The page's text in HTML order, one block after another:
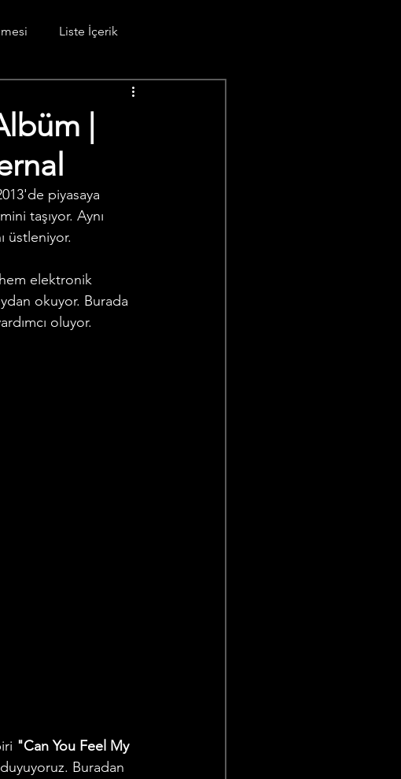
Liste İçerik
|
taşıyor. Aynı
üstleniyor.
okuyor. Burada
oluyor.
"Can You Feel My
Buradan